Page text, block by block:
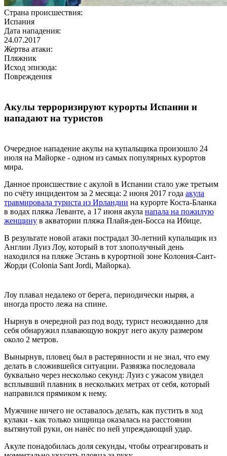
Страна происшествия:
Испания
Дата нападения:
24.07.2017
Жертва атаки:
Пляжник
Исход эпизода:
Повреждения
Акулы терроризируют курорты Испании и
нападают на туристов
Очередное нападение акулы на купальщика произошло 24
июля на Майорке - одном из самых популярных курортов
мира.
Данное происшествие с акулой в Испании стало уже третьим
по счёту инцидентом за 2 месяца: 2 июня 2017 года акула
травмировала туриста из Ирландии на курорте Коста-Бланка
в водах пляжа Леванте, а 17 июня акула напала на пожилую
женщину в акватории пляжа Плайя-ден-Босса на Ибице.
В результате новой атаки пострадал 30-летний купальщик из
Англии Луиз Лоу, который в тот злополучный день
находился на пляже Эстань в курортной зоне Колония-Сант-
Жорди (Colonia Sant Jordi, Майорка).
Лоу плавал недалеко от берега, периодически ныряя, а
иногда просто лежа на спине.
Нырнув в очередной раз под воду, турист неожиданно для
себя обнаружил плавающую вокруг него акулу размером
около 2 метров.
Вынырнув, пловец был в растерянности и не знал, что ему
делать в сложившейся ситуации. Развязка последовала
буквально через несколько секунд: Луиз с ужасом увидел
всплывший плавник в нескольких метрах от себя, который
направился прямиком к нему.
Мужчине ничего не оставалось делать, как пустить в ход
кулаки - как только хищница оказалась на расстоянии
вытянутой руки, он нанёс по ней упреждающий удар.
Акуле понадобилась доля секунды, чтобы отреагировать и